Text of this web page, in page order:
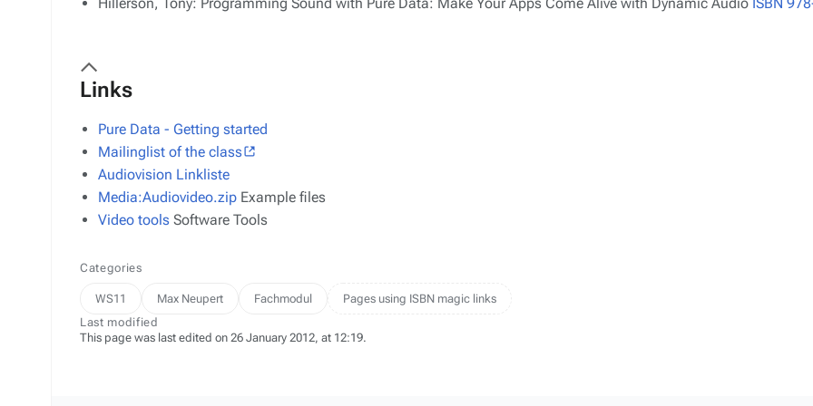
Links
Pure Data - Getting started
Mailinglist of the class
Audiovision Linkliste
Media:Audiovideo.zip Example files
Video tools Software Tools
Categories
WS11 Max Neupert Fachmodul
Pages using ISBN magic links
Last modified
This page was last edited on 26 January 2012, at 12:19.